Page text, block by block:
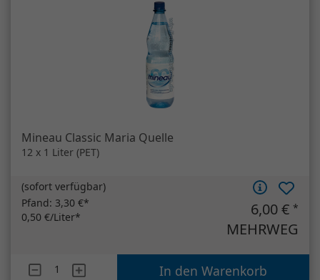
Mineau Classic Maria Quelle
12 x 1 Liter (PET)
(sofort verfügbar)
Pfand: 3,30 €*
0,50 €/Liter*
6,00 € *
MEHRWEG
Artikelanzahl Mineau Classic Maria Quelle
In den Warenkorb